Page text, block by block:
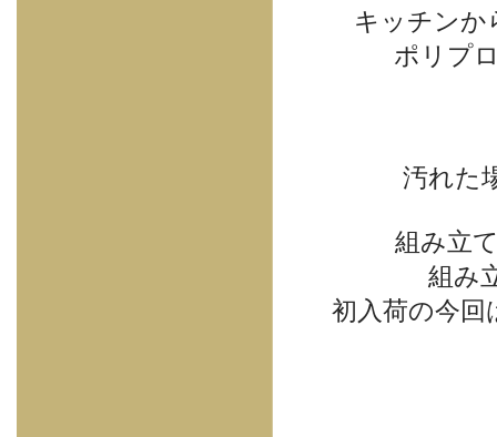
キッチンか
ポリプ
汚れた
組み立
組み
初入荷の今